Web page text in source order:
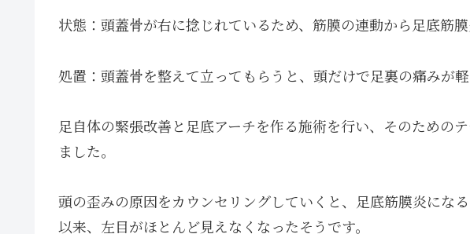
状態：頭蓋骨が右に捻じれているため、筋膜の連動から足底筋膜
処置：頭蓋骨を整えて立ってもらうと、頭だけで足裏の痛みが
足自体の緊張改善と足底アーチを作る施術を行い、そのための
ました。
頭の歪みの原因をカウンセリングしていくと、足底筋膜炎にな
以来、左目がほとんど見えなくなったそうです。